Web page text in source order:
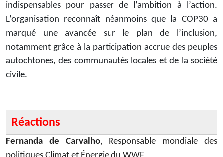
indispensables pour passer de l’ambition à l’action.
L’organisation reconnaît néanmoins que la COP30 a
marqué une avancée sur le plan de l’inclusion,
notamment grâce à la participation accrue des peuples
autochtones, des communautés locales et de la société
civile.
Réactions
Fernanda de Carvalho, Responsable mondiale des
politiques Climat et Énergie du WWF